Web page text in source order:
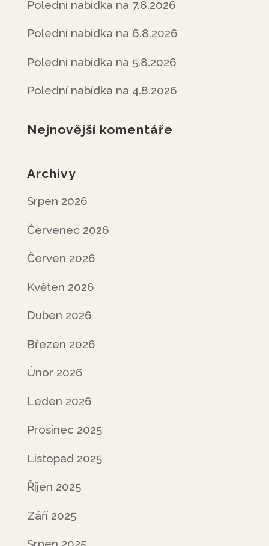
Polední nabídka na 7.8.2026
Polední nabídka na 6.8.2026
Polední nabídka na 5.8.2026
Polední nabídka na 4.8.2026
Nejnovější komentáře
Archivy
Srpen 2026
Červenec 2026
Červen 2026
Květen 2026
Duben 2026
Březen 2026
Únor 2026
Leden 2026
Prosinec 2025
Listopad 2025
Říjen 2025
Září 2025